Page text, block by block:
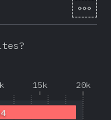
completat: 86.5
[ca-
15k 20k